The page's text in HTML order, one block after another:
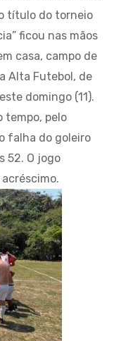
título do torneio
ficou nas mãos
casa, campo de
Alta Futebol, de
domingo (11).
tempo, pelo
falha do goleiro
52. O jogo